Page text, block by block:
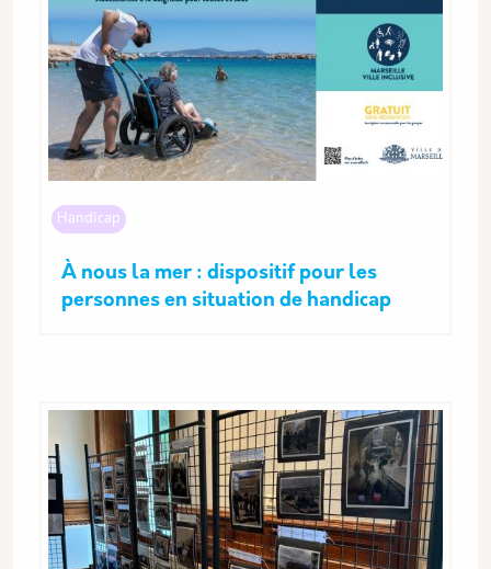
Handicap
À nous la mer : dispositif pour les
personnes en situation de handicap